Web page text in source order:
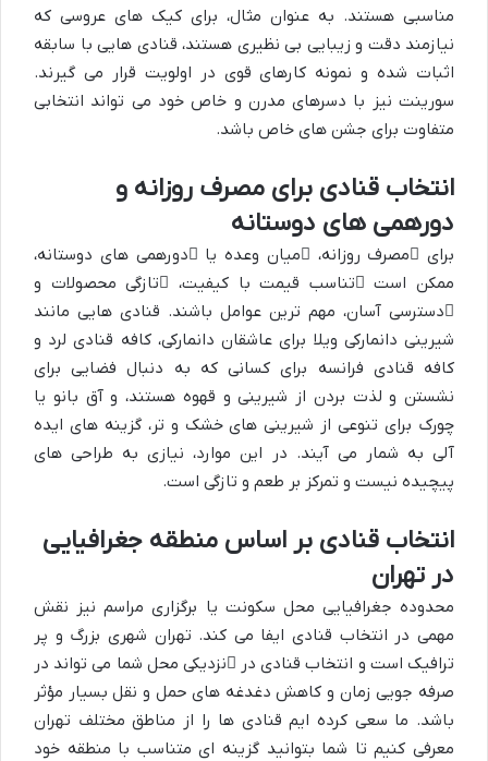
مناسبی هستند. به عنوان مثال، برای کیک های عروسی که
نیازمند دقت و زیبایی بی نظیری هستند، قنادی هایی با سابقه
اثبات شده و نمونه کارهای قوی در اولویت قرار می گیرند.
سورینت نیز با دسرهای مدرن و خاص خود می تواند انتخابی
متفاوت برای جشن های خاص باشد.
انتخاب قنادی برای مصرف روزانه و
دورهمی های دوستانه
برای مصرف روزانه، میان وعده یا دورهمی های دوستانه،
ممکن است
تناسب قیمت با کیفیت، تازگی محصولات و
دسترسی آسان، مهم ترین عوامل باشند. قنادی هایی مانند
شیرینی دانمارکی ویلا برای عاشقان دانمارکی، کافه قنادی لرد و
کافه قنادی فرانسه برای کسانی که به دنبال فضایی برای
نشستن و لذت بردن از شیرینی و قهوه هستند، و آق بانو یا
چورک برای تنوعی از شیرینی های خشک و تر، گزینه های ایده
آلی به شمار می آیند. در این موارد، نیازی به طراحی های
پیچیده نیست و تمرکز بر طعم و تازگی است.
انتخاب قنادی بر اساس منطقه جغرافیایی
در تهران
محدوده جغرافیایی محل سکونت یا برگزاری مراسم نیز نقش
مهمی در انتخاب قنادی ایفا می کند. تهران شهری بزرگ و پر
ترافیک است و انتخاب قنادی در
نزدیکی محل شما می تواند در
صرفه جویی زمان و کاهش دغدغه های حمل و نقل بسیار مؤثر
باشد. ما سعی کرده ایم قنادی ها را از مناطق مختلف تهران
معرفی کنیم تا شما بتوانید گزینه ای متناسب با منطقه خود